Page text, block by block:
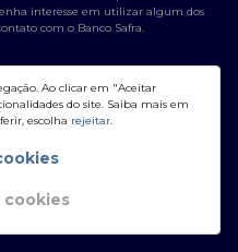
interesse em utilizar algum dos
com o Banco Safra.
Ao clicar em "Aceitar
do site. Saiba mais em
escolha rejeitar.
cookies